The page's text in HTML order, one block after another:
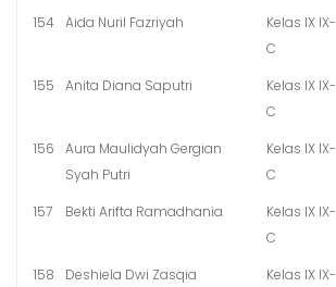
154 Aida Nuril Fazriyah
Kelas IX IX-
C
155
Anita Diana Saputri
Kelas IX IX-
C
156
Aura Maulidyah Gergian
Syah Putri
Kelas IX IX-
C
157
Bekti Arifta Ramadhania
Kelas IX IX-
C
158
Deshiela Dwi Zasqia
Kelas IX IX-